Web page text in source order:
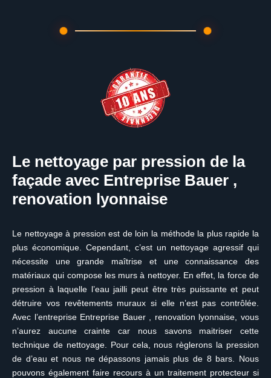
Le nettoyage par pression de la
façade avec Entreprise Bauer ,
renovation lyonnaise
Le nettoyage à pression est de loin la méthode la plus rapide la
plus économique. Cependant, c’est un nettoyage agressif qui
nécessite une grande maîtrise et une connaissance des
matériaux qui compose les murs à nettoyer. En effet, la force de
pression à laquelle l’eau jailli peut être très puissante et peut
détruire vos revêtements muraux si elle n’est pas contrôlée.
Avec l’entreprise Entreprise Bauer , renovation lyonnaise, vous
n’aurez aucune crainte car nous savons maitriser cette
technique de nettoyage. Pour cela, nous règlerons la pression
de d’eau et nous ne dépassons jamais plus de 8 bars. Nous
pouvons également faire recours à un traitement protecteur si